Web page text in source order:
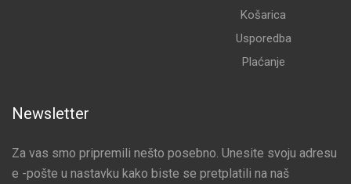
Košarica
Usporedba
Plaćanje
Newsletter
Za vas smo pripremili nešto posebno. Unesite svoju adresu
e -pošte u nastavku kako biste se pretplatili na naš